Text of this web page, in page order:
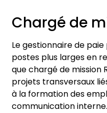
Chargé de
Le gestionnaire de
postes plus larges en
que chargé de mission
projets transversaux
à la formation des
communication interne.